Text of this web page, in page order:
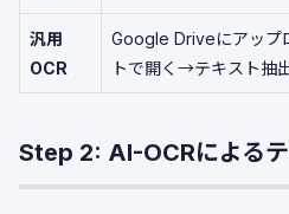
汎用
OCR
Google Driveにアッ
トで開く→テキスト抽
Step 2: AI-OCRによる